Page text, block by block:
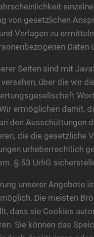
von gesetzlichen
Verlagen zu
Daten
Seiten sind mit
über die wir
ermöglichen damit,
den Ausschüttungen
die die gesetzliche
urheberrechtlich
§ 53 UrhG
unserer Angebote
Die meisten
dass sie Cookies
Sie können das